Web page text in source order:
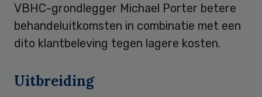
VBHC-grondlegger Michael Porter betere
behandeluitkomsten in combinatie met een
dito klantbeleving tegen lagere kosten.
Uitbreiding